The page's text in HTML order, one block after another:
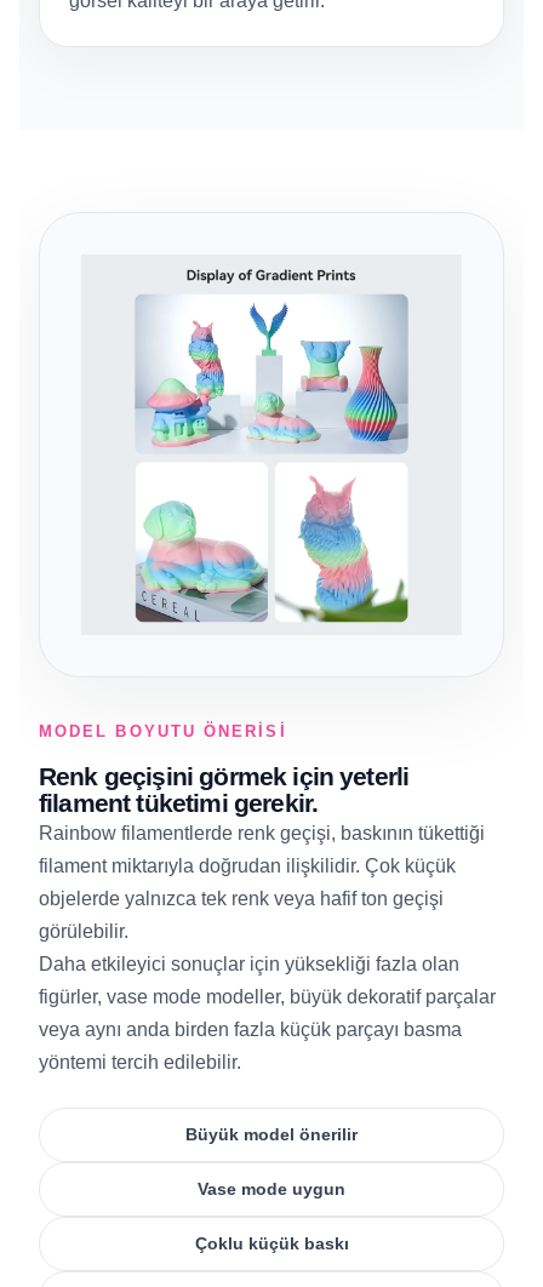
MODEL BOYUTU ÖNERISI
Renk geçişini görmek için yeterli
filament tüketimi gerekir.
Rainbow filamentlerde renk geçişi, baskının tükettiği
filament miktarıyla doğrudan ilişkilidir. Çok küçük
objelerde yalnızca tek renk veya hafif ton geçişi
görülebilir.
Daha etkileyici sonuçlar için yüksekliği fazla olan
figürler, vase mode modeller, büyük dekoratif parçalar
veya aynı anda birden fazla küçük parçayı basma
yöntemi tercih edilebilir.
Büyük model önerilir
Vase mode uygun
Çoklu küçük baskı